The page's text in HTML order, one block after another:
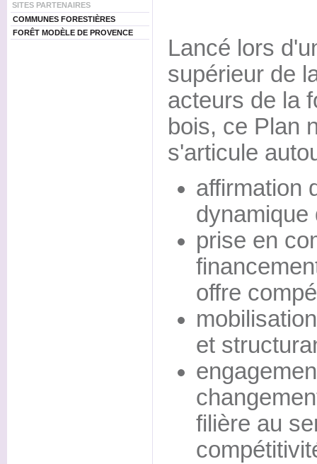
SITES PARTENAIRES
COMMUNES FORESTIÈRES
FORÊT MODÈLE DE PROVENCE
Lancé lors
supérieur de
acteurs de la
bois, ce Plan
s'articule
affirmation
dynamique
prise en
offre
et
filière au